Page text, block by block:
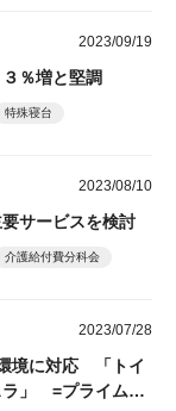
2023/09/19
％増と堅調
特殊寝台
2023/08/10
サービスを検討
介護給付費分科会
2023/07/28
境に対応 「トイ
」 =プライムケ